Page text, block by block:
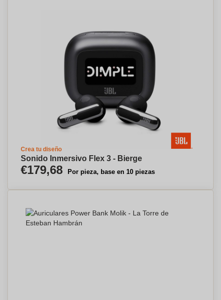
Crea tu diseño
Sonido Inmersivo Flex 3 - Bierge
€179,68 Por pieza, base en 10 piezas